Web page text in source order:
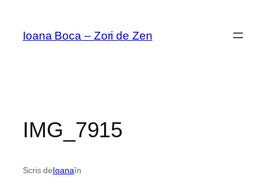
conținut
Ioana Boca – Zori de Zen
IMG_7915
Scris deIoanaîn